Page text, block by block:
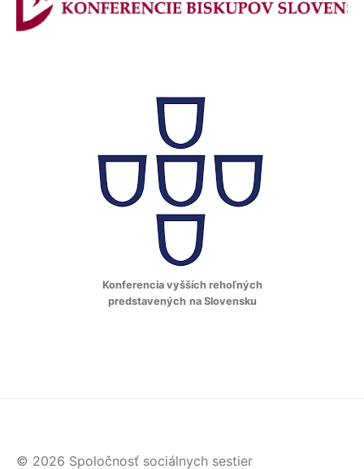
Konferencia vyšších rehoľných
predstavených na Slovensku
© 2026 Spoločnosť sociálnych sestier